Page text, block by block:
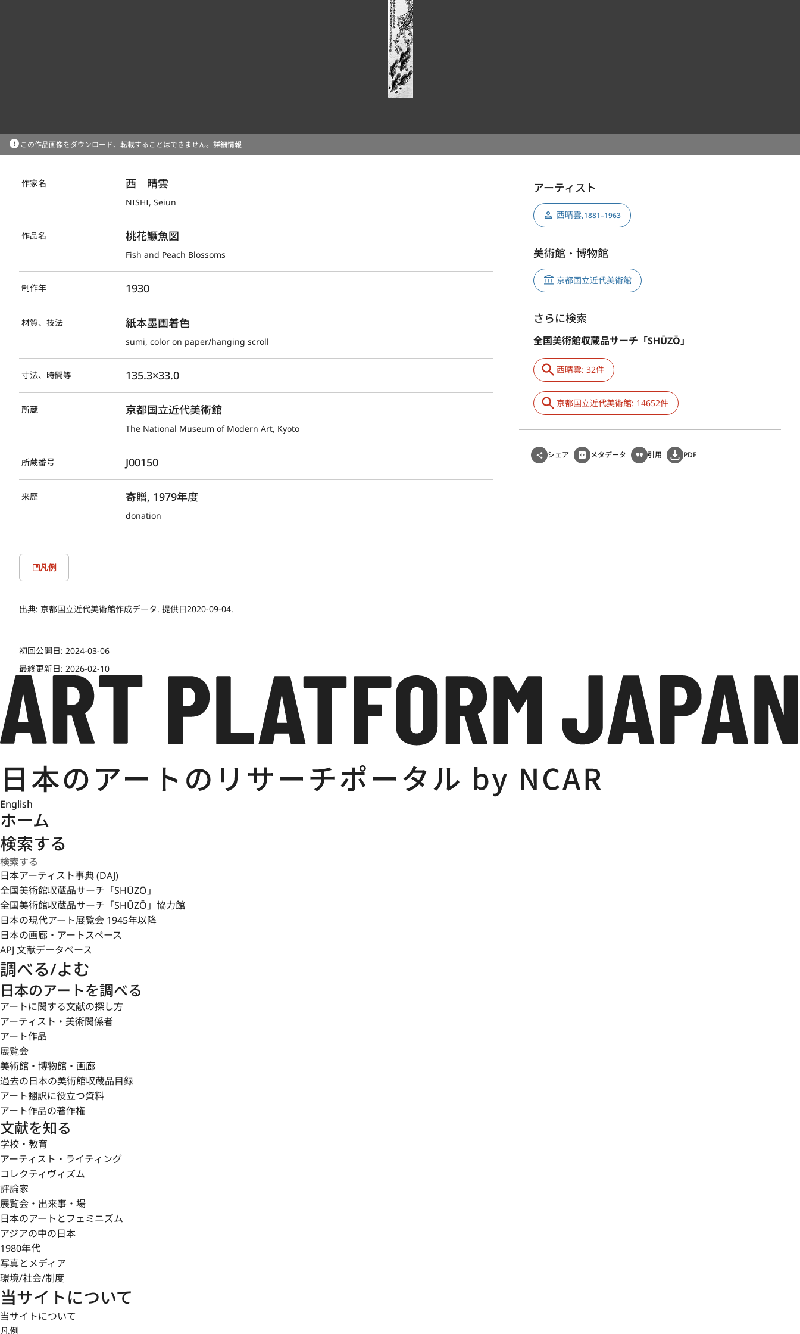
この作品画像をダウンロード、転載することはできません。 詳細情報
作家名 西　晴雲
NISHI, Seiun
作品名 桃花鱖魚図
Fish and Peach Blossoms
制作年 1930
材質、技法 紙本墨画着色
sumi, color on paper/hanging scroll
寸法、時間等 135.3×33.0
所蔵 京都国立近代美術館
The National Museum of Modern Art, Kyoto
所蔵番号 J00150
来歴 寄贈, 1979年度
donation
凡例
出典: 京都国立近代美術館作成データ. 提供日2020-09-04.
初回公開日: 2024-03-06
最終更新日: 2026-02-10
アーティスト
西晴雲,1881–1963
美術館・博物館
京都国立近代美術館
さらに検索
全国美術館収蔵品サーチ「SHŪZŌ」
西晴雲: 32件
京都国立近代美術館: 14652件
シェア メタデータ 引用 PDF
English
ホーム
検索する
日本アーティスト事典 (DAJ)
全国美術館収蔵品サーチ「SHŪZŌ」
全国美術館収蔵品サーチ「SHŪZŌ」協力館
日本の現代アート展覧会 1945年以降
日本の画廊・アートスペース
APJ 文献データベース
調べる/よむ
日本のアートを調べる
アートに関する文献の探し方
アーティスト・美術関係者
アート作品
展覧会
美術館・博物館・画廊
過去の日本の美術館収蔵品目録
アート翻訳に役立つ資料
アート作品の著作権
文献を知る
学校・教育
アーティスト・ライティング
コレクティヴィズム
評論家
展覧会・出来事・場
日本のアートとフェミニズム
アジアの中の日本
1980年代
写真とメディア
環境/社会/制度
当サイトについて
当サイトについて
凡例